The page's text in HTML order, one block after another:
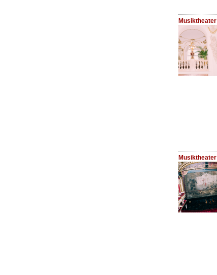
Musiktheater
Musiktheater